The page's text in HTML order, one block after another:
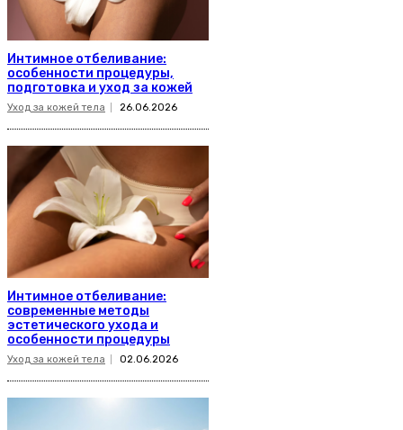
Интимное отбеливание:
особенности процедуры,
подготовка и уход за кожей
Уход за кожей тела 26.06.2026
Интимное отбеливание:
современные методы
эстетического ухода и
особенности процедуры
Уход за кожей тела 02.06.2026